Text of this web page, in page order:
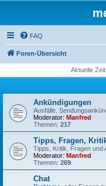
FAQ
Foren-Übersicht
Aktuelle
Ankündigungen
Ausfälle,
Moderator: Manfred
Themen: 217
Tipps, Fragen,
Tipps, Kritik, Fragen und
Moderator: Manfred
Themen: 269
Chat